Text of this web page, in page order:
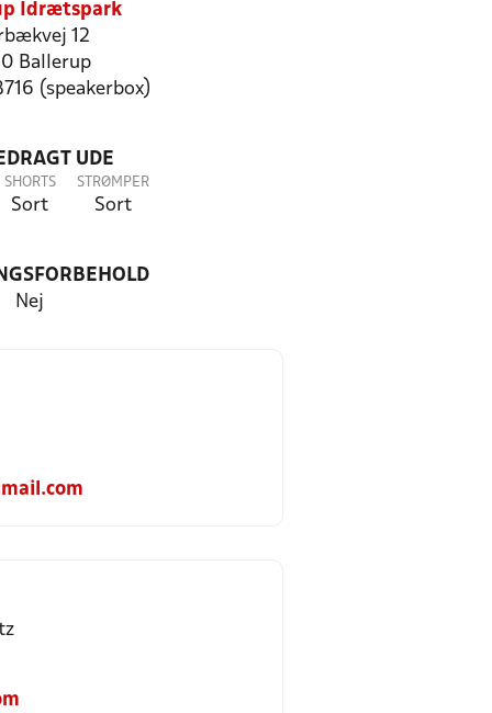
Idrætspark
12
Ballerup
(speakerbox)
UDE
SHORTS
Sort
STRØMPER
Sort
Nej